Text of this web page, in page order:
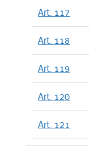
Art. 117
Art. 118
Art. 119
Art. 120
Art. 121